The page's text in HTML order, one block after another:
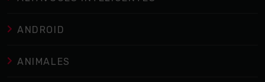
ANDROID
ANIMALES